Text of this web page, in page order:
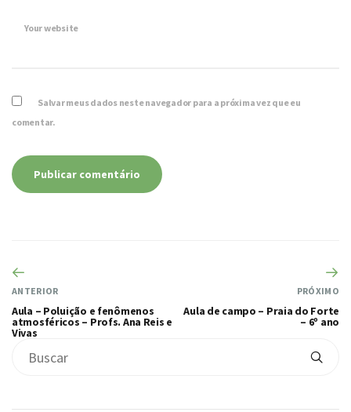
Your website
Salvar meus dados neste navegador para a próxima vez que eu
comentar.
ANTERIOR
Aula – Poluição e fenômenos
atmosféricos – Profs. Ana Reis e
Vivas
PRÓXIMO
Aula de campo – Praia do Forte
– 6º ano